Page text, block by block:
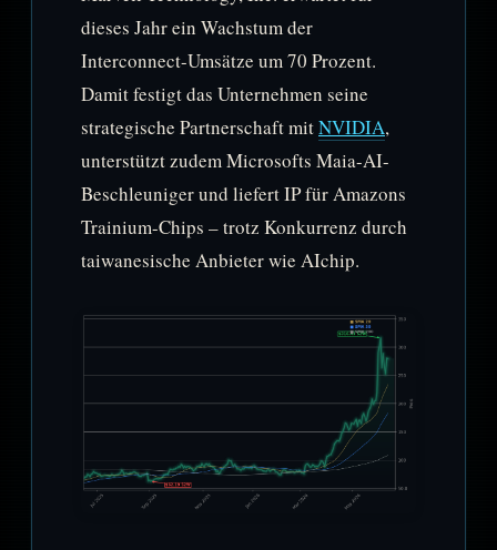
dieses Jahr ein Wachstum der
Interconnect-Umsätze um 70 Prozent.
Damit festigt das Unternehmen seine
strategische Partnerschaft mitNVIDIA,
unterstützt zudem Microsofts Maia-AI-
Beschleuniger und liefert IP für Amazons
Trainium-Chips – trotz Konkurrenz durch
taiwanesische Anbieter wie AIchip.